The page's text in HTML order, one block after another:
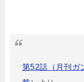
第52話（月刊ガ